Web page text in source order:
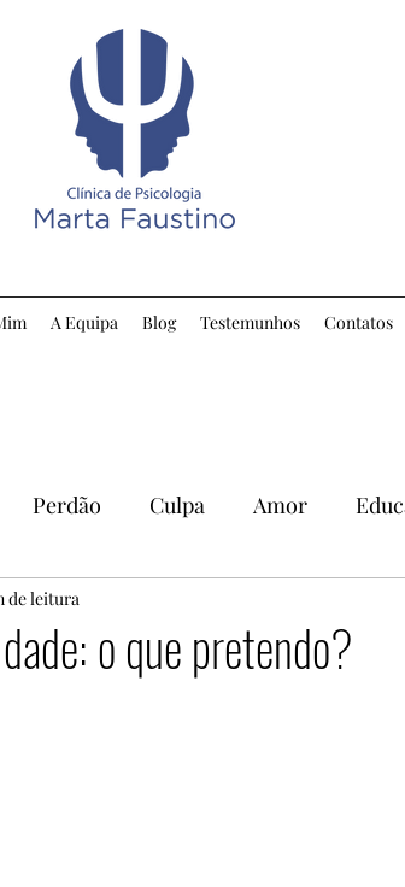
A Equipa Blog Testemunhos Contatos
Perdão Culpa Amor
Espiritualidade
o que pretendo?
de leitura